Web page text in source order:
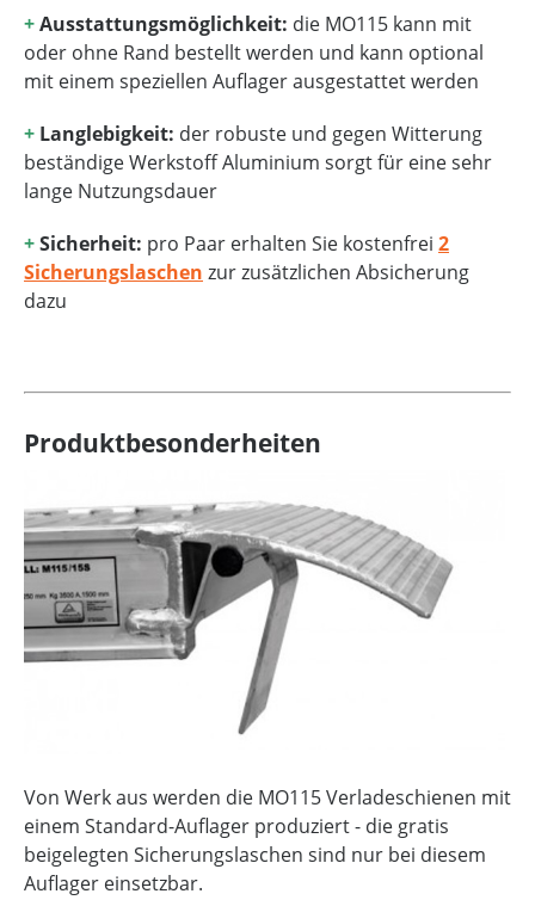
+Ausstattungsmöglichkeit: die MO115 kann mit
oder ohne Rand bestellt werden und kann optional
mit einem speziellen Auflager ausgestattet werden
+ Langlebigkeit: der robuste und gegen Witterung
beständige Werkstoff Aluminium sorgt für eine sehr
lange Nutzungsdauer
+Sicherheit: pro Paar erhalten Sie kostenfrei 2
Sicherungslaschen zur zusätzlichen Absicherung
dazu
Produktbesonderheiten
Von Werk aus werden die MO115 Verladeschienen mit
einem Standard-Auflager produziert - die gratis
beigelegten Sicherungslaschen sind nur bei diesem
Auflager einsetzbar.